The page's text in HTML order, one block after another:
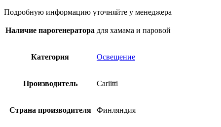
Подробную информацию уточняйте у менеджера
Наличие парогенератора для хамама и паровой
Категория Освещение
Производитель Cariitti
Страна производителя Финляндия